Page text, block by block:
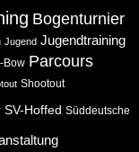
Bogenturnier
Jugend Jugendtraining
Bow Parcours
Shootout
SV-Hoffed Süddeutsche